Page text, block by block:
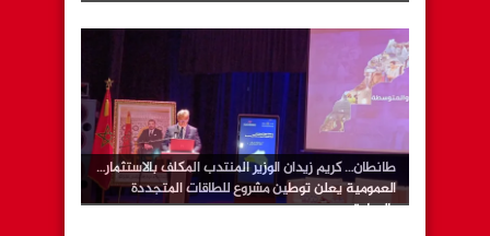
طانطان… كريم زيدان الوزير المنتدب المكلف بالاستثمار…
العمومية يعلن توطين مشروع للطاقات المتجددة
بالوطية